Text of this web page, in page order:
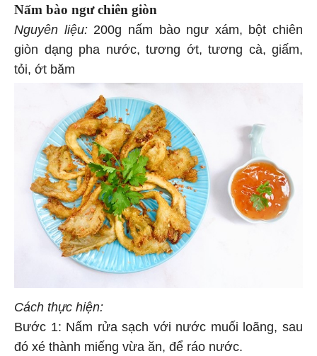
Nấm bào ngư chiên giòn
Nguyên liệu:200g nấm bào ngư xám, bột chiên
giòn dạng pha nước, tương ớt, tương cà, giấm,
tỏi, ớt băm
Cách thực hiện:
Bước 1: Nấm rửa sạch với nước muối loãng, sau
đó xé thành miếng vừa ăn, để ráo nước.